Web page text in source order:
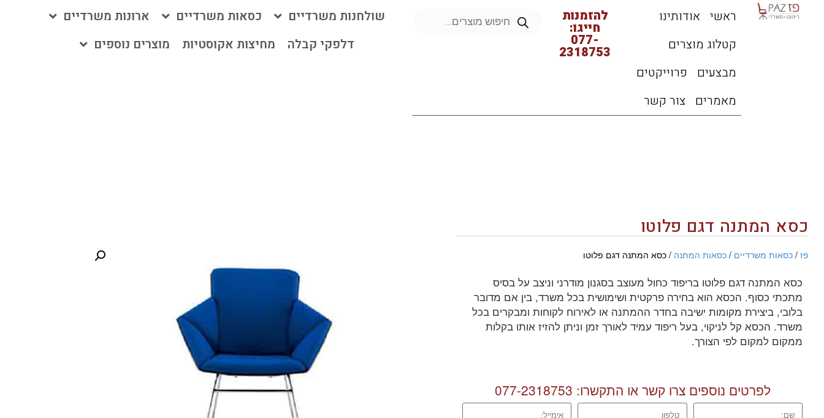
ראשי אודותינו
קטלוג מוצרים
מבצעים
פרוייקטים
מאמרים צור קשר
להזמנות
חייגו:
077-
2318753
שולחנות משרדיים כסאות משרדיים
ארונות משרדיים
דלפקי קבלה
מחיצות אקוסטיות מוצרים נוספים
כסא המתנה דגם פלוטו
פז / כסאות משרדיים / כסאות המתנה / כסא המתנה דגם פלוטו
כסא המתנה דגם פלוטו בריפוד כחול מעוצב בסגנון מודרני וניצב על בסיס
מתכתי כסוף. הכסא הוא בחירה פרקטית ושימושית בכל משרד, בין אם מדובר
בלובי, ביצירת מקומות ישיבה בחדר ההמתנה או לאירוח לקוחות ומבקרים בכל
משרד. הכסא קל לניקוי, בעל ריפוד עמיד לאורך זמן וניתן להזיז אותו בקלות
ממקום למקום לפי הצורך.
לפרטים נוספים צרו קשר או התקשרו: 077-2318753